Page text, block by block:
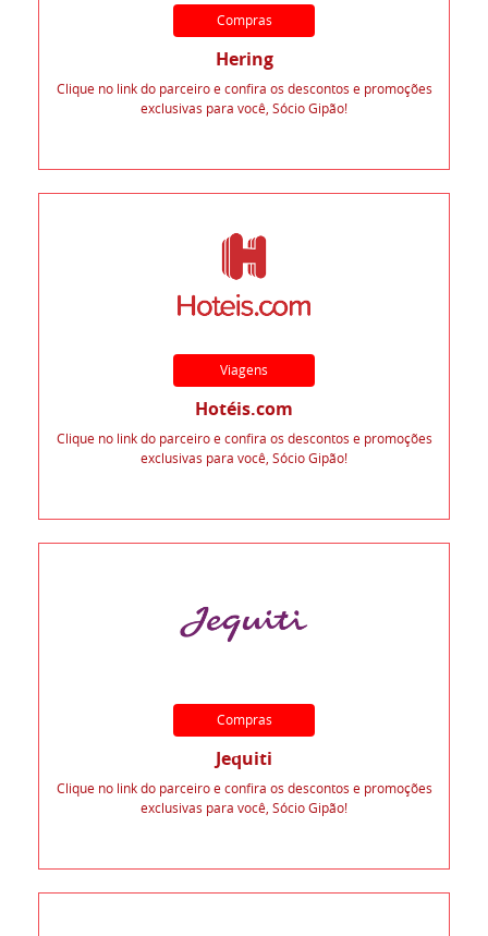
Compras
Hering
Clique no link do parceiro e confira os descontos e promoções
exclusivas para você, Sócio Gipão!
Viagens
Hotéis.com
Clique no link do parceiro e confira os descontos e promoções
exclusivas para você, Sócio Gipão!
Compras
Jequiti
Clique no link do parceiro e confira os descontos e promoções
exclusivas para você, Sócio Gipão!